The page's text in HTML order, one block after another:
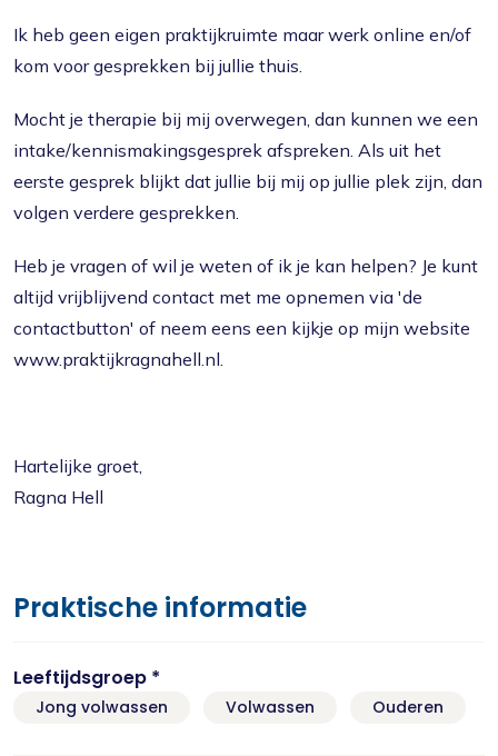
Ik heb geen eigen praktijkruimte maar werk online en/of
kom voor gesprekken bij jullie thuis.
Mocht je therapie bij mij overwegen, dan kunnen we een
intake/kennismakingsgesprek afspreken. Als uit het
eerste gesprek blijkt dat jullie bij mij op jullie plek zijn, dan
volgen verdere gesprekken.
Heb je vragen of wil je weten of ik je kan helpen? Je kunt
altijd vrijblijvend contact met me opnemen via 'de
contactbutton' of neem eens een kijkje op mijn website
www.praktijkragnahell.nl.
Hartelijke groet,
Ragna Hell
Praktische informatie
Leeftijdsgroep *
Jong volwassen Volwassen Ouderen